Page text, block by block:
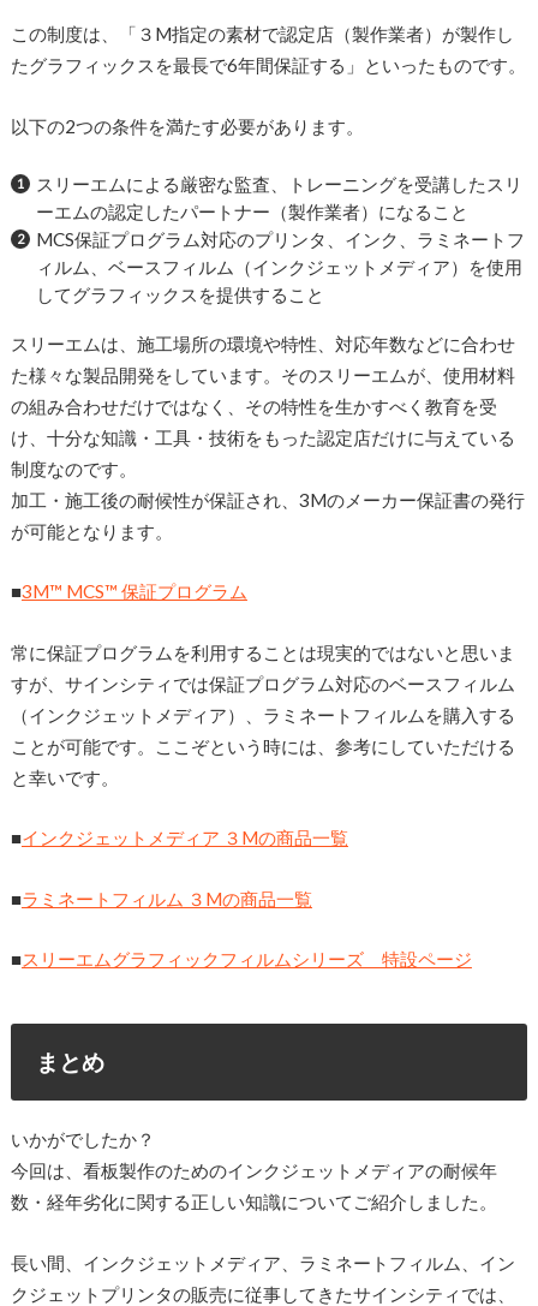
この制度は、「３M指定の素材で認定店（製作業者）が製作し
たグラフィックスを最長で6年間保証する」といったものです。
以下の2つの条件を満たす必要があります。
スリーエムによる厳密な監査、トレーニングを受講したスリ
ーエムの認定したパートナー（製作業者）になること
MCS保証プログラム対応のプリンタ、インク、ラミネートフ
ィルム、ベースフィルム（インクジェットメディア）を使用
してグラフィックスを提供すること
スリーエムは、施工場所の環境や特性、対応年数などに合わせ
た様々な製品開発をしています。そのスリーエムが、使用材料
の組み合わせだけではなく、その特性を生かすべく教育を受
け、十分な知識・工具・技術をもった認定店だけに与えている
制度なのです。
加工・施工後の耐候性が保証され、3Mのメーカー保証書の発行
が可能となります。
■3M™ MCS™ 保証プログラム
常に保証プログラムを利用することは現実的ではないと思いま
すが、サインシティでは保証プログラム対応のベースフィルム
（インクジェットメディア）、ラミネートフィルムを購入する
ことが可能です。ここぞという時には、参考にしていただける
と幸いです。
■インクジェットメディア ３Mの商品一覧
■ラミネートフィルム ３Mの商品一覧
■スリーエムグラフィックフィルムシリーズ 特設ページ
まとめ
いかがでしたか？
今回は、看板製作のためのインクジェットメディアの耐候年
数・経年劣化に関する正しい知識についてご紹介しました。
長い間、インクジェットメディア、ラミネートフィルム、イン
クジェットプリンタの販売に従事してきたサインシティでは、